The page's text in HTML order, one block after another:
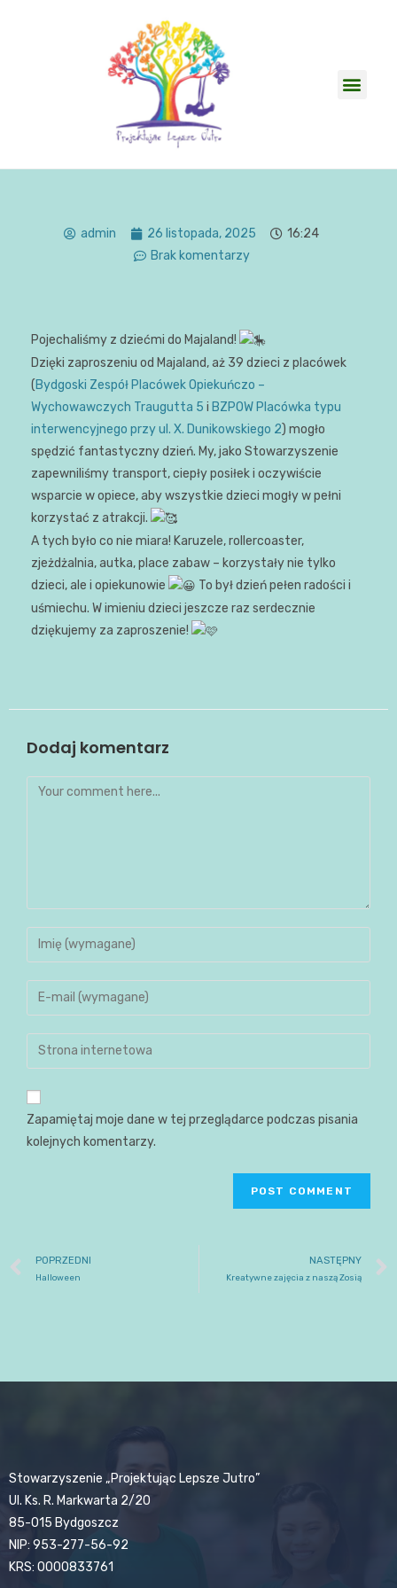
admin 26 listopada, 2025
16:24
Brak komentarzy
Pojechaliśmy z dziećmi do Majaland!
Dzięki zaproszeniu od Majaland, aż 39 dzieci z placówek
(Bydgoski Zespół Placówek Opiekuńczo –
Wychowawczych Traugutta 5 i BZPOW Placówka typu
interwencyjnego przy ul. X. Dunikowskiego 2) mogło
spędzić fantastyczny dzień. My, jako Stowarzyszenie
zapewniliśmy transport, ciepły posiłek i oczywiście
wsparcie w opiece, aby wszystkie dzieci mogły w pełni
korzystać z atrakcji.
A tych było co nie miara! Karuzele, rollercoaster,
zjeżdżalnia, autka, place zabaw – korzystały nie tylko
dzieci, ale i opiekunowie
To był dzień pełen radości i
uśmiechu. W imieniu dzieci jeszcze raz serdecznie
dziękujemy za zaproszenie!
Dodaj komentarz
Zapamiętaj moje dane w tej przeglądarce podczas pisania
kolejnych komentarzy.
POPRZEDNI
Halloween
NASTĘPNY
Kreatywne zajęcia z naszą Zosią
Stowarzyszenie „Projektując Lepsze Jutro”
Ul. Ks. R. Markwarta 2/20
85-015 Bydgoszcz
NIP: 953-277-56-92
KRS: 0000833761